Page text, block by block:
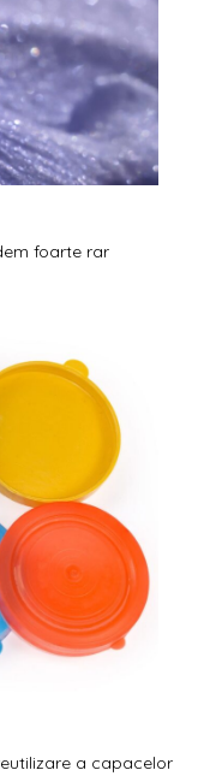
foarte rar
a capacelor